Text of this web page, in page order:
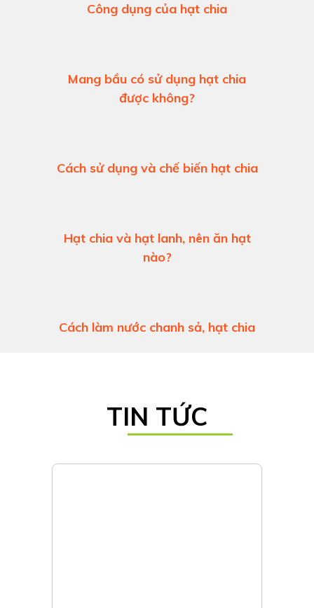
Công dụng của hạt chia
Mang bầu có sử dụng hạt chia
được không?
Cách sử dụng và chế biến hạt chia
Hạt chia và hạt lanh, nên ăn hạt
nào?
Cách làm nước chanh sả, hạt chia
TIN TỨC